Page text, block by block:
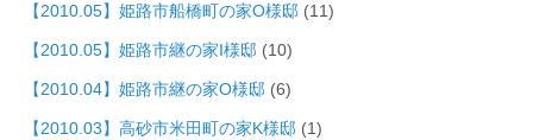
【2010.05】姫路市船橋町の家O様邸 (11)
【2010.05】姫路市継の家I様邸 (10)
【2010.04】姫路市継の家O様邸 (6)
【2010.03】高砂市米田町の家K様邸 (1)